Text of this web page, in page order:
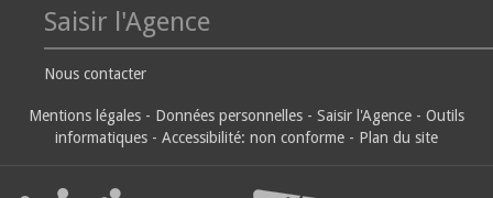
Saisir l'Agence
Nous contacter
Mentions légales - Données personnelles - Saisir l'Agence - Outils
informatiques - Accessibilité: non conforme - Plan du site